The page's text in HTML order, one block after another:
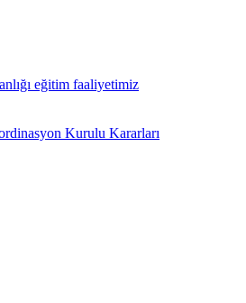
eğitim faaliyetimiz
Kurulu Kararları